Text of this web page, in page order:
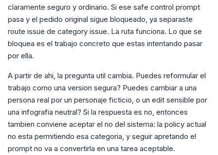
claramente seguro y ordinario. Si ese safe control prompt
pasa y el pedido original sigue bloqueado, ya separaste
route issue de category issue. La ruta funciona. Lo que se
bloquea es el trabajo concreto que estas intentando pasar
por ella.
A partir de ahi, la pregunta util cambia. Puedes reformular el
trabajo como una version segura? Puedes cambiar a una
persona real por un personaje ficticio, o un edit sensible por
una infografia neutral? Si la respuesta es no, entonces
tambien conviene aceptar el no del sistema: la policy actual
no esta permitiendo esa categoria, y seguir apretando el
prompt no va a convertirla en una tarea aceptable.